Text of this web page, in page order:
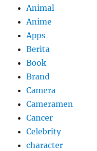
Animal
Anime
Apps
Berita
Book
Brand
Camera
Cameramen
Cancer
Celebrity
character